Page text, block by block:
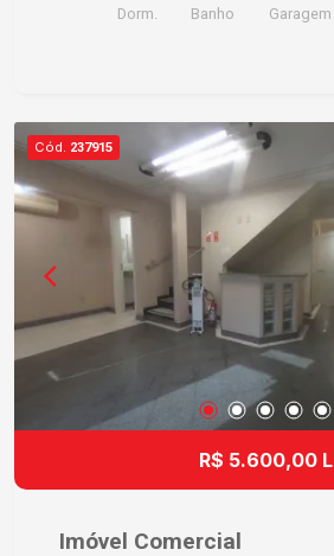
Dorm. Banho Garagem
Cód. 237915
R$ 5.600,00 L
Imóvel Comercial